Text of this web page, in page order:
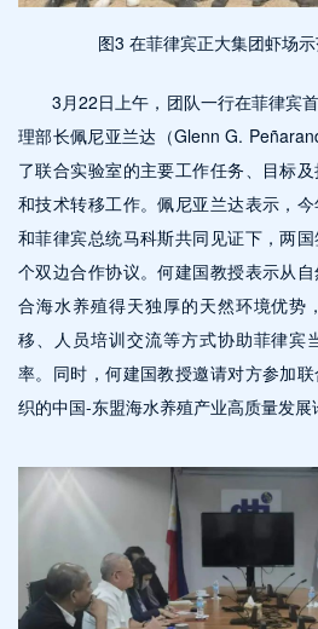
图3 在菲律宾正大集团虾场示
3月22日上午，团队一行在菲律宾
理部长佩尼亚兰达（Glenn G.
了联合实验室的主要工作任务、目标
和技术转移工作。佩尼亚兰达表示，
和菲律宾总统马科斯共同见证下，两
个双边合作协议。何建国教授表示从
合海水养殖得天独厚的天然环境优势
移、人员培训交流等方式协助菲律宾
率。同时，何建国教授邀请对方参加
织的中国-东盟海水养殖产业高质量发展